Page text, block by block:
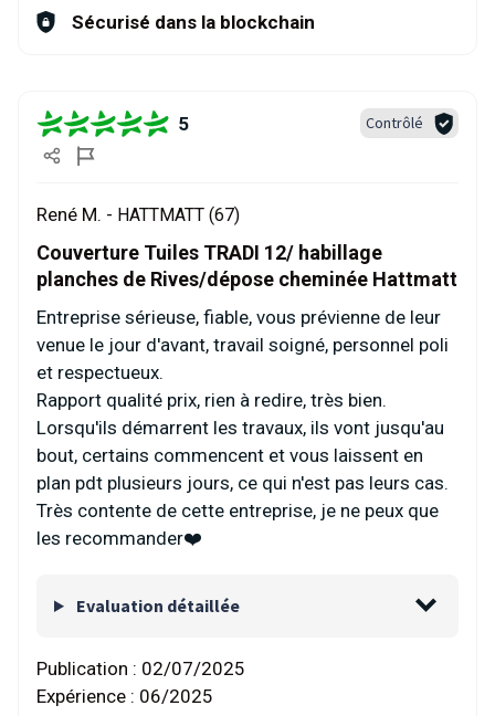
Sécurisé dans la blockchain
5 Contrôlé
René M. - HATTMATT (67)
Couverture Tuiles TRADI 12/ habillage
planches de Rives/dépose cheminée Hattmatt
Entreprise sérieuse, fiable, vous prévienne de leur
venue le jour d'avant, travail soigné, personnel poli
et respectueux.
Rapport qualité prix, rien à redire, très bien.
Lorsqu'ils démarrent les travaux, ils vont jusqu'au
bout, certains commencent et vous laissent en
plan pdt plusieurs jours, ce qui n'est pas leurs cas.
Très contente de cette entreprise, je ne peux que
les recommander❤️
Evaluation détaillée
Publication : 02/07/2025
Expérience : 06/2025